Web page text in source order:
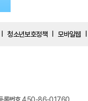
청소년보호정책 모바일웹